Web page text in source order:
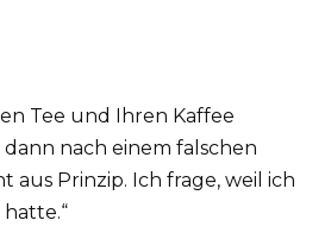
Tee und Ihren Kaffee
nach einem falschen
aus Prinzip. Ich frage, weil ich